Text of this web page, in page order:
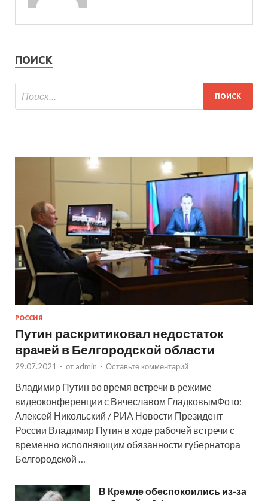
ПОИСК
РОССИЯ
Путин раскритиковал недостаток
врачей в Белгородской области
29.07.2021 - от admin - Оставьте комментарий
Владимир Путин во время встречи в режиме
видеоконференции с Вячеславом ГладковымФото:
Алексей Никольский / РИА Новости Президент
России Владимир Путин в ходе рабочей встречи с
временно исполняющим обязанности губернатора
Белгородской …
В Кремле обеспокоились из-за